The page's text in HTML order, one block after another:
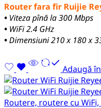
Router fara fir Ruijie
• Viteza pînă la 300 Mbps
• WiFi 2.4 GHz
•Dimensiuni 210 x 180 x
Adaugă
Routere, routere cu WiFi,